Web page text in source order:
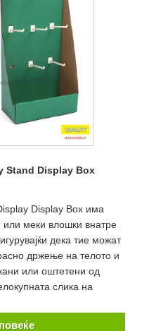
Stand Display Box
Display Box има
или меки влошки внатре
дека тие можат
држење на телото и
или оштетени од
слика на